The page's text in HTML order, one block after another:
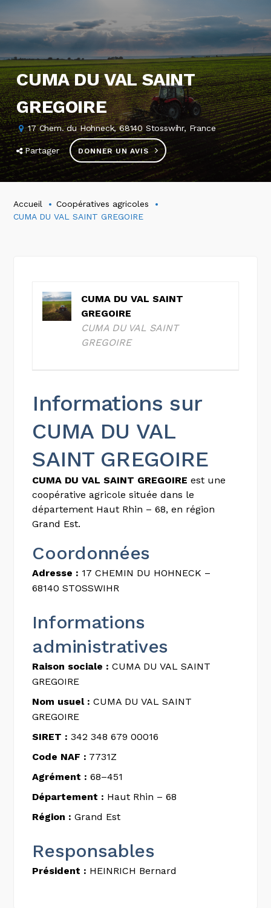
CUMA DU VAL SAINT
GREGOIRE
17 Chem. du Hohneck, 68140 Stosswihr, France
Partager DONNER UN AVIS
Accueil
Coopératives agricoles
CUMA DU VAL SAINT GREGOIRE
CUMA DU VAL SAINT
GREGOIRE
CUMA DU VAL SAINT
GREGOIRE
Informations sur
CUMA DU VAL
SAINT GREGOIRE
CUMA DU VAL SAINT GREGOIRE est une
coopérative agricole située dans le
département Haut Rhin – 68, en région
Grand Est.
Coordonnées
Adresse : 17 CHEMIN DU HOHNECK –
68140 STOSSWIHR
Informations
administratives
Raison sociale : CUMA DU VAL SAINT
GREGOIRE
Nom usuel : CUMA DU VAL SAINT
GREGOIRE
SIRET : 342 348 679 00016
Code NAF : 7731Z
Agrément : 68–451
Département : Haut Rhin – 68
Région : Grand Est
Responsables
Président : HEINRICH Bernard